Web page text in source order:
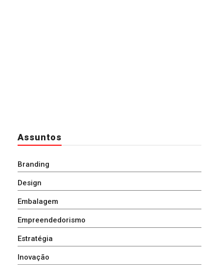
Assuntos
Branding
Design
Embalagem
Empreendedorismo
Estratégia
Inovação